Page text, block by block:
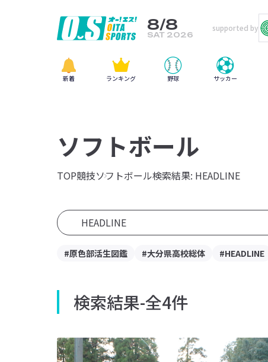
8/8
SAT 2026
supported by
新着 ランキング 野球 サッカー
ソフトボール
TOP競技ソフトボール検索結果: HEADLINE
#原色部活生図鑑 #大分県高校総体 #HEADLINE
検索結果-全4件